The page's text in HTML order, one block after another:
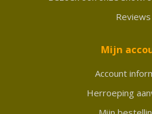
Reviews
Mijn
Account
Herroeping